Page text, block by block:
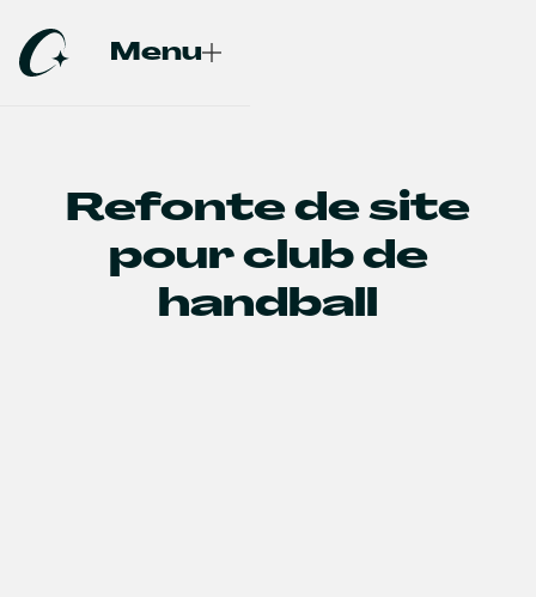
Menu
Refonte de site
pour club de
handball